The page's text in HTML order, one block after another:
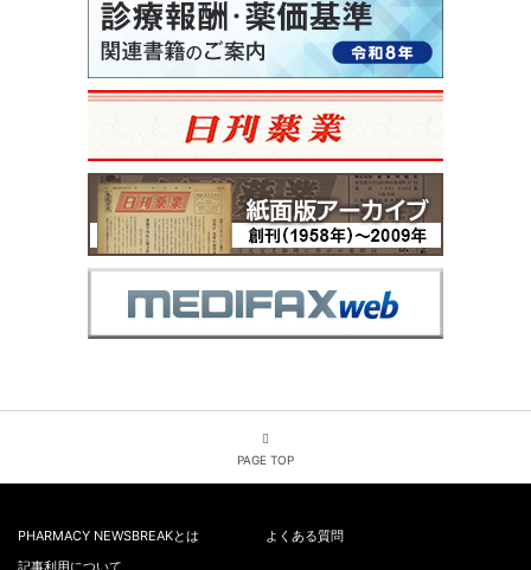
PAGE TOP
PHARMACY NEWSBREAKとは
よくある質問
記事利用について